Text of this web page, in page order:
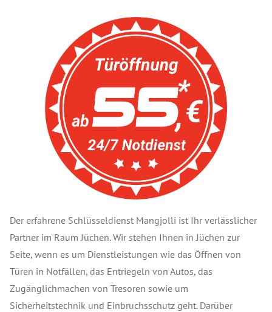
Der erfahrene Schlüsseldienst Mangjolli ist Ihr verlässlicher
Partner im Raum Jüchen. Wir stehen Ihnen in Jüchen zur
Seite, wenn es um Dienstleistungen wie das Öffnen von
Türen in Notfällen, das Entriegeln von Autos, das
Zugänglichmachen von Tresoren sowie um
Sicherheitstechnik und Einbruchsschutz geht. Darüber